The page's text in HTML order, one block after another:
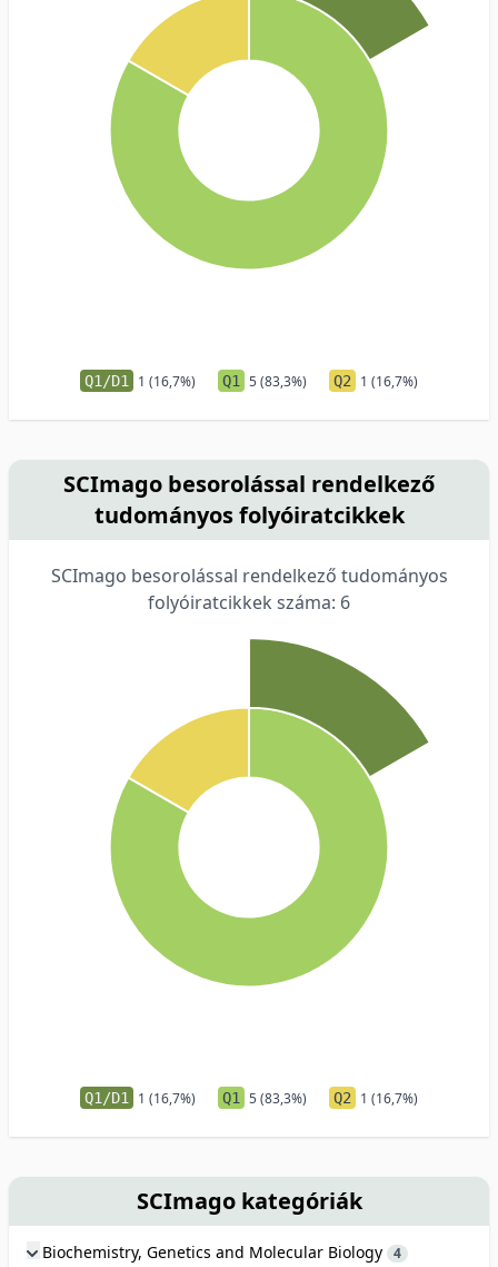
Q1/D1 1 (16,7%) Q1 5 (83,3%) Q2 1 (16,7%)
SCImago besorolással rendelkező
tudományos folyóiratcikkek
SCImago besorolással rendelkező tudományos
folyóiratcikkek száma: 6
Q1/D1 1 (16,7%) Q1 5 (83,3%) Q2 1 (16,7%)
SCImago kategóriák
Biochemistry, Genetics and Molecular Biology 4